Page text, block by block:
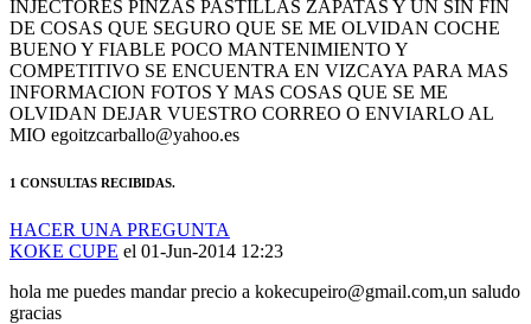
INJECTORES PINZAS PASTILLAS ZAPATAS Y UN SIN FIN
DE COSAS QUE SEGURO QUE SE ME OLVIDAN COCHE
BUENO Y FIABLE POCO MANTENIMIENTO Y
COMPETITIVO SE ENCUENTRA EN VIZCAYA PARA MAS
INFORMACION FOTOS Y MAS COSAS QUE SE ME
OLVIDAN DEJAR VUESTRO CORREO O ENVIARLO AL
MIO egoitzcarballo@yahoo.es
1 CONSULTAS RECIBIDAS.
HACER UNA PREGUNTA
KOKE CUPE el 01-Jun-2014 12:23
hola me puedes mandar precio a kokecupeiro@gmail.com,un saludo
gracias